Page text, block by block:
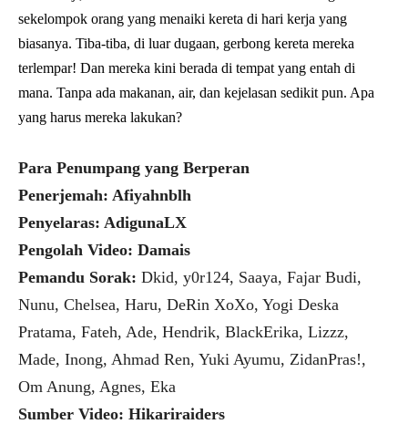
sekelompok orang yang menaiki kereta di hari kerja yang
biasanya. Tiba-tiba, di luar dugaan, gerbong kereta mereka
terlempar! Dan mereka kini berada di tempat yang entah di
mana. Tanpa ada makanan, air, dan kejelasan sedikit pun. Apa
yang harus mereka lakukan?
Para Penumpang yang Berperan
Penerjemah: Afiyahnblh
Penyelaras: AdigunaLX
Pengolah Video: Damais
Pemandu Sorak: Dkid, y0r124, Saaya, Fajar Budi,
Nunu, Chelsea, Haru, DeRin XoXo, Yogi Deska
Pratama, Fateh, Ade, Hendrik, BlackErika, Lizzz,
Made, Inong, Ahmad Ren, Yuki Ayumu, ZidanPras!,
Om Anung, Agnes, Eka
Sumber Video: Hikariraiders